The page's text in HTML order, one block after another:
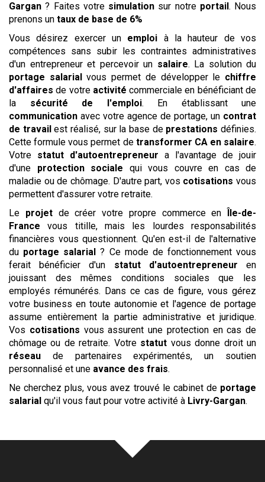
Gargan ? Faites votre simulation sur notre portail. Nous
prenons un taux de base de 6%
Vous désirez exercer un emploi à la hauteur de vos
compétences sans subir les contraintes administratives
d'un entrepreneur et percevoir un salaire. La solution du
portage salarialvous permet de développer le chiffre
d'affaires de votre activitécommerciale en bénéficiant de
la sécurité de l'emploi. En établissant une
communication avec votre agence de portage, un contrat
de travailest réalisé, sur la base de prestations définies.
Cette formule vous permet de transformer CA en salaire.
Votre statut d'autoentrepreneur a l'avantage de jouir
d'une protection sociale qui vous couvre en cas de
maladie ou de chômage. D'autre part, vos cotisations vous
permettent d'assurer votre retraite.
Le projetde créer votre propre commerce en Île-de-
France vous titille, mais les lourdes responsabilités
financières vous questionnent. Qu'en est-il de l'alternative
du portage salarial ? Ce mode de fonctionnement vous
ferait bénéficier d'un statut d'autoentrepreneur en
jouissant des mêmes conditions sociales que les
employés rémunérés. Dans ce cas de figure, vous gérez
votre business en toute autonomie et l'agence de portage
assume entièrement la partie administrative et juridique.
Vos cotisations vous assurent une protection en cas de
chômage ou de retraite. Votre statut vous donne droit un
réseau de partenaires expérimentés, un soutien
personnalisé et une avance des frais.
Ne cherchez plus, vous avez trouvé le cabinet de portage
salarial qu'il vous faut pour votre activité à Livry-Gargan.